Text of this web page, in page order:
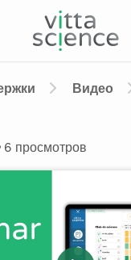
Видео
6 просмотров